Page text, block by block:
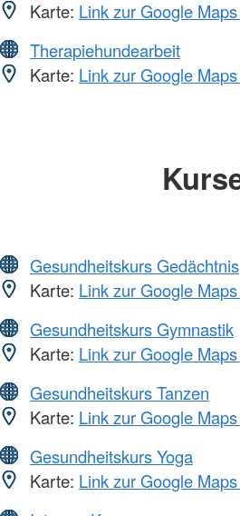
Karte: Link zur Google
Therapiehundearbeit
Karte: Link zur Google
Gesundheitskurs Gedächtnis
Karte: Link zur Google
Gesundheitskurs Gymnastik
Karte: Link zur Google
Gesundheitskurs Tanzen
Karte: Link zur Google
Gesundheitskurs Yoga
Karte: Link zur Google